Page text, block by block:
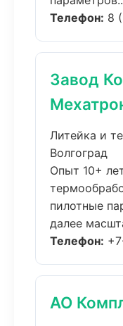
Телефон: 8
Завод
Литейка и
Волгоград
Опыт 10+
пилотные
далее
Телефон:
АО